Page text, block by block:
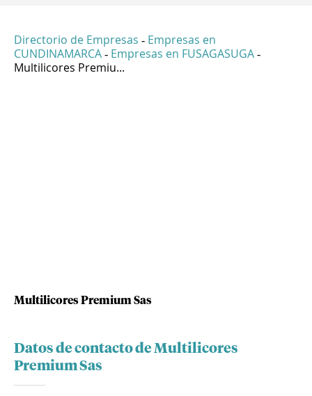
Directorio de Empresas - Empresas en
CUNDINAMARCA - Empresas en FUSAGASUGA -
Multilicores Premiu...
Multilicores Premium Sas
Datos de contacto de Multilicores
Premium Sas